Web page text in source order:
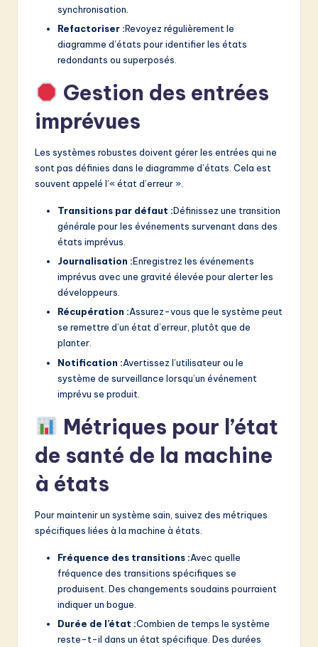
synchronisation.
Refactoriser :Revoyez régulièrement le
diagramme d’états pour identifier les états
redondants ou superposés.
Gestion des entrées
imprévues
Les systèmes robustes doivent gérer les entrées qui ne
sont pas définies dans le diagramme d’états. Cela est
souvent appelé l’« état d’erreur ».
Transitions par défaut :Définissez une transition
générale pour les événements survenant dans des
états imprévus.
Journalisation :Enregistrez les événements
imprévus avec une gravité élevée pour alerter les
développeurs.
Récupération :Assurez-vous que le système peut
se remettre d’un état d’erreur, plutôt que de
planter.
Notification :Avertissez l’utilisateur ou le
système de surveillance lorsqu’un événement
imprévu se produit.
Métriques pour l’état
de santé de la machine
à états
Pour maintenir un système sain, suivez des métriques
spécifiques liées à la machine à états.
Fréquence des transitions :Avec quelle
fréquence des transitions spécifiques se
produisent. Des changements soudains pourraient
indiquer un bogue.
Durée de l’état :Combien de temps le système
reste-t-il dans un état spécifique. Des durées